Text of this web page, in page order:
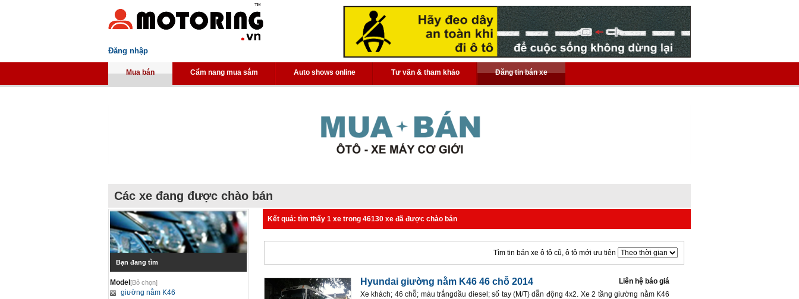
Đăng nhập
Mua bán Cẩm nang mua sắm Auto shows online Tư vấn & tham khảo Đăng tin bán xe
Các xe đang được chào bán
Bạn đang tìm
Model[Bỏ chọn]
giường nằm K46
Kết quả: tìm thấy 1 xe trong 46130 xe đã được chào bán
Tìm tin bán xe ô tô cũ, ô tô mới ưu tiên
Hyundai giường nằm K46 46 chỗ 2014
Liên hệ báo giá
Xe khách; 46 chỗ; màu trắngdầu diesel; số tay (M/T) dẫn động 4x2. Xe 2 tầng giường nằm K46